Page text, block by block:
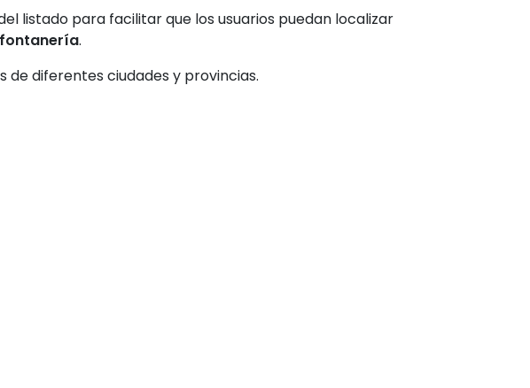
listado para facilitar que los usuarios puedan localizar
.
diferentes ciudades y provincias.